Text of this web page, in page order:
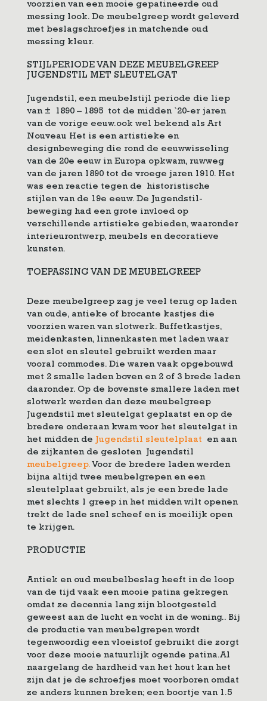
voorzien van een mooie gepatineerde oud
messing look. De meubelgreep wordt geleverd
met beslagschroefjes in matchende oud
messing kleur.
STIJLPERIODE VAN DEZE MEUBELGREEP
JUGENDSTIL MET SLEUTELGAT
Jugendstil, een meubelstijl periode die liep
van ± 1890 – 1895 tot de midden `20-er jaren
van de vorige eeuw.ook wel bekend als Art
Nouveau Het is een artistieke en
designbeweging die rond de eeuwwisseling
van de 20e eeuw in Europa opkwam, ruwweg
van de jaren 1890 tot de vroege jaren 1910. Het
was een reactie tegen de historistische
stijlen van de 19e eeuw. De Jugendstil-
beweging had een grote invloed op
verschillende artistieke gebieden, waaronder
interieurontwerp, meubels en decoratieve
kunsten.
TOEPASSING VAN DE MEUBELGREEP
Deze meubelgreep zag je veel terug op laden
van oude, antieke of brocante kastjes die
voorzien waren van slotwerk. Buffetkastjes,
meidenkasten, linnenkasten met laden waar
een slot en sleutel gebruikt werden maar
vooral commodes. Die waren vaak opgebouwd
met 2 smalle laden boven en 2 of 3 brede laden
daaronder. Op de bovenste smallere laden met
slotwerk werden dan deze meubelgreep
Jugendstil met sleutelgat geplaatst en op de
bredere onderaan kwam voor het sleutelgat in
het midden de Jugendstil sleutelplaat
en aan
de zijkanten de gesloten Jugendstil
meubelgreep. Voor de bredere laden werden
bijna altijd twee meubelgrepen en een
sleutelplaat gebruikt, als je een brede lade
met slechts 1 greep in het midden wilt openen
trekt de lade snel scheef en is moeilijk open
te krijgen.
PRODUCTIE
Antiek en oud meubelbeslag heeft in de loop
van de tijd vaak een mooie patina gekregen
omdat ze decennia lang zijn blootgesteld
geweest aan de lucht en vocht in de woning.. Bij
de productie van meubelgrepen wordt
tegenwoordig een vloeistof gebruikt die zorgt
voor deze mooie natuurlijk ogende patina.Al
naargelang de hardheid van het hout kan het
zijn dat je de schroefjes moet voorboren omdat
ze anders kunnen breken; een boortje van 1.5